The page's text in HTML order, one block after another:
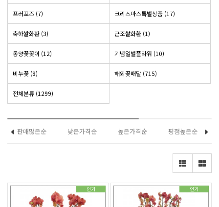
프러포즈 (7) 크리스마스특별상품 (17)
축하쌀화환 (3) 근조쌀화환 (1)
동양꽃꽂이 (12) 기념일별플라워 (10)
비누꽃 (8) 해외꽃배달 (715)
전체분류 (1299)
판매많은순 낮은가격순 높은가격순 평점높은순
인기 인기